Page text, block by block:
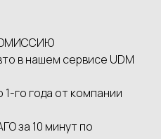
в нашем сервисе UDМ
1-го года от компании
за 10 минут по